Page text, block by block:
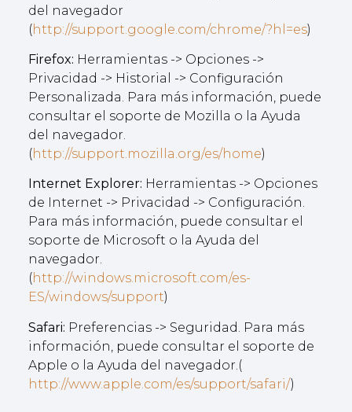
del navegador
(http://support.google.com/chrome/?hl=es)
Firefox: Herramientas -> Opciones ->
Privacidad -> Historial -> Configuración
Personalizada. Para más información, puede
consultar el soporte de Mozilla o la Ayuda
del navegador.
(http://support.mozilla.org/es/home)
Internet Explorer: Herramientas -> Opciones
de Internet -> Privacidad -> Configuración.
Para más información, puede consultar el
soporte de Microsoft o la Ayuda del
navegador.
(http://windows.microsoft.com/es-
ES/windows/support)
Safari: Preferencias -> Seguridad. Para más
información, puede consultar el soporte de
Apple o la Ayuda del navegador.(
http://www.apple.com/es/support/safari/)